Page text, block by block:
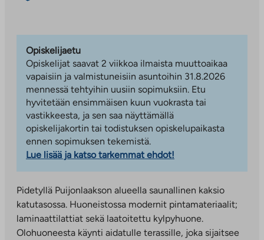
Opiskelijaetu
Opiskelijat saavat 2 viikkoa ilmaista muuttoaikaa
vapaisiin ja valmistuneisiin asuntoihin 31.8.2026
mennessä tehtyihin uusiin sopimuksiin. Etu
hyvitetään ensimmäisen kuun vuokrasta tai
vastikkeesta, ja sen saa näyttämällä
opiskelijakortin tai todistuksen opiskelupaikasta
ennen sopimuksen tekemistä.
Lue lisää ja katso tarkemmat ehdot!
Pidetyllä Puijonlaakson alueella saunallinen kaksio
katutasossa. Huoneistossa modernit pintamateriaalit;
laminaattilattiat sekä laatoitettu kylpyhuone.
Olohuoneesta käynti aidatulle terassille, joka sijaitsee